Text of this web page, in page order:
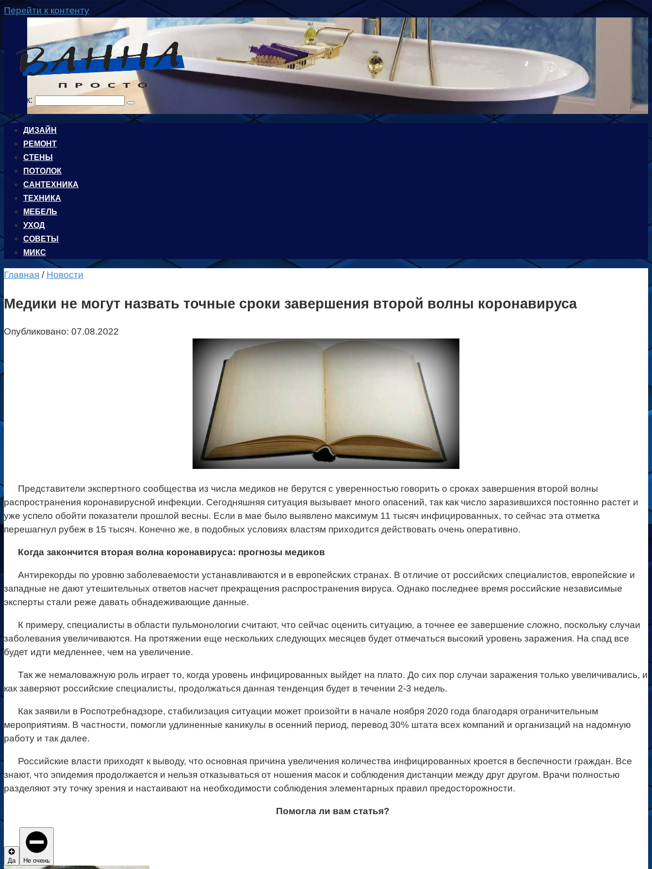
Перейти к контенту
Поиск:
ДИЗАЙН
РЕМОНТ
СТЕНЫ
ПОТОЛОК
САНТЕХНИКА
ТЕХНИКА
МЕБЕЛЬ
УХОД
CОВЕТЫ
МИКС
Главная / Новости
Медики не могут назвать точные сроки завершения второй волны коронавируса
Опубликовано: 07.08.2022
Представители экспертного сообщества из числа медиков не берутся с уверенностью говорить о сроках завершения второй волны
распространения коронавирусной инфекции. Сегодняшняя ситуация вызывает много опасений, так как число заразившихся постоянно растет и
уже успело обойти показатели прошлой весны. Если в мае было выявлено максимум 11 тысяч инфицированных, то сейчас эта отметка
перешагнул рубеж в 15 тысяч. Конечно же, в подобных условиях властям приходится действовать очень оперативно.
Когда закончится вторая волна коронавируса: прогнозы медиков
Антирекорды по уровню заболеваемости устанавливаются и в европейских странах. В отличие от российских специалистов, европейские и
западные не дают утешительных ответов насчет прекращения распространения вируса. Однако последнее время российские независимые
эксперты стали реже давать обнадеживающие данные.
К примеру, специалисты в области пульмонологии считают, что сейчас оценить ситуацию, а точнее ее завершение сложно, поскольку случаи
заболевания увеличиваются. На протяжении еще нескольких следующих месяцев будет отмечаться высокий уровень заражения. На спад все
будет идти медленнее, чем на увеличение.
Так же немаловажную роль играет то, когда уровень инфицированных выйдет на плато. До сих пор случаи заражения только увеличивались, и
как заверяют российские специалисты, продолжаться данная тенденция будет в течении 2-3 недель.
Как заявили в Роспотребнадзоре, стабилизация ситуации может произойти в начале ноября 2020 года благодаря ограничительным
мероприятиям. В частности, помогли удлиненные каникулы в осенний период, перевод 30% штата всех компаний и организаций на надомную
работу и так далее.
Российские власти приходят к выводу, что основная причина увеличения количества инфицированных кроется в беспечности граждан. Все
знают, что эпидемия продолжается и нельзя отказываться от ношения масок и соблюдения дистанции между друг другом. Врачи полностью
разделяют эту точку зрения и настаивают на необходимости соблюдения элементарных правил предосторожности.
Помогла ли вам статья?
Да Не очень